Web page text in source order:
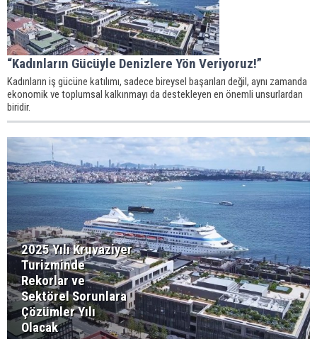
“Kadınların Gücüyle Denizlere Yön Veriyoruz!”
Kadınların iş gücüne katılımı, sadece bireysel başarıları değil, aynı zamanda
ekonomik ve toplumsal kalkınmayı da destekleyen en önemli unsurlardan
biridir.
2025 Yılı Kruvaziyer
Turizminde
Rekorlar ve
Sektörel Sorunlara
Çözümler Yılı
Olacak